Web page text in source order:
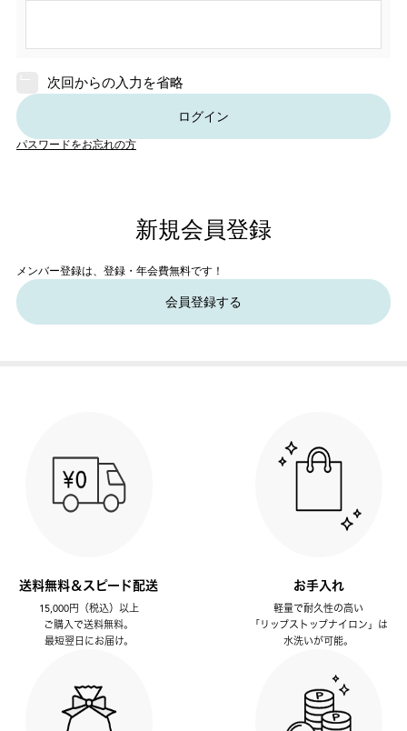
次回からの入力を省略
ログイン
パスワードをお忘れの方
新規会員登録
メンバー登録は、登録・年会費無料です！
会員登録する
送料無料＆スピード配送
15,000円（税込）以上
ご購入で送料無料。
最短翌日にお届け。
お手入れ
軽量で耐久性の高い
「リップストップナイロン」は
水洗いが可能。